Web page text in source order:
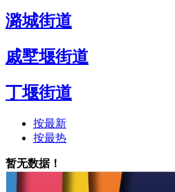
潞城街道
戚墅堰街道
丁堰街道
按最新
按最热
暂无数据！